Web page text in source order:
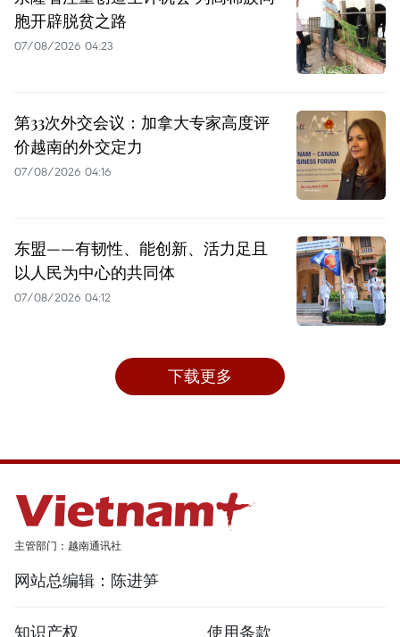
胞开辟脱贫之路
07/08/2026 04:23
第33次外交会议：加拿大专家高度评
价越南的外交定力
07/08/2026 04:16
东盟——有韧性、能创新、活力足且
以人民为中心的共同体
07/08/2026 04:12
下载更多
主管部门：越南通讯社
网站总编辑：陈进笋
知识产权 使用条款